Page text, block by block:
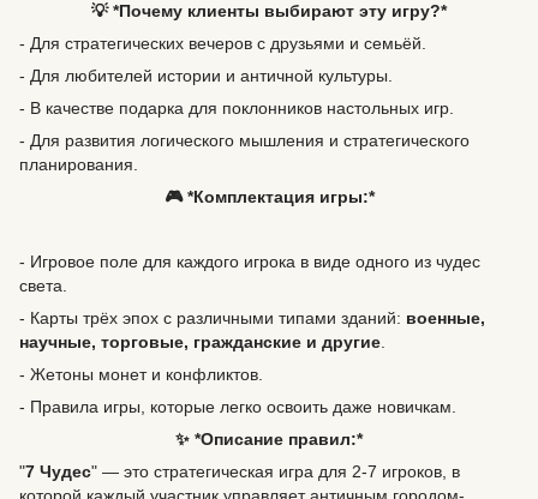
💡 *Почему клиенты выбирают эту игру?*
- Для стратегических вечеров с друзьями и семьёй.
- Для любителей истории и античной культуры.
- В качестве подарка для поклонников настольных игр.
- Для развития логического мышления и стратегического
планирования.
🎮 *Комплектация игры:*
- Игровое поле для каждого игрока в виде одного из чудес
света.
- Карты трёх эпох с различными типами зданий: военные,
научные, торговые, гражданские и другие
- Жетоны монет и конфликтов.
- Правила игры, которые легко освоить даже новичкам.
✨ *Описание правил:*
"7 Чудес" — это стратегическая игра для 2-7 игроков, в